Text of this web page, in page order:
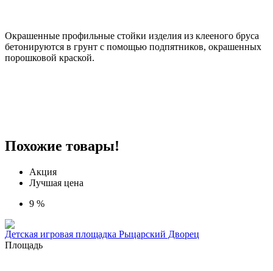
Окрашенные профильные стойки изделия из клееного бруса
бетонируются в грунт с помощью подпятников, окрашенных
порошковой краской.
Похожие товары!
Акция
Лучшая цена
9 %
Детская игровая площадка Рыцарский Дворец
Площадь